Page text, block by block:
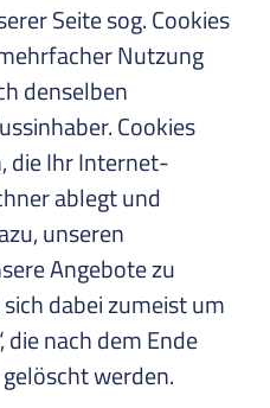
Seite sog. Cookies
Nutzung
denselben
Cookies
die Ihr Internet-
ablegt und
unseren
Angebote zu
dabei zumeist um
die nach dem Ende
werden.